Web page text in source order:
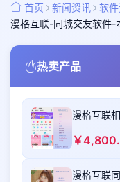
首页 新闻资讯
软
热卖产品
漫格互联
￥
漫格互联